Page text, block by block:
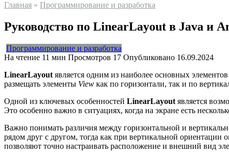
Главная » Программирование и разработка
Руководство по LinearLayout в Java и
Программирование и разработка
На чтение 11 мин Просмотров 17 Опубликовано 16.09.2024
LinearLayout является одним из наиболее основных элементов
размещать элементы View как по горизонтали, так и по
Одной из ключевых особенностей LinearLayout является
Это особенно важно в ситуациях, когда на экране есть
Важно понимать различия между горизонтальной и
рядом друг с другом, тогда как при вертикальной
позволяют точно настраивать расположение и внешний вид